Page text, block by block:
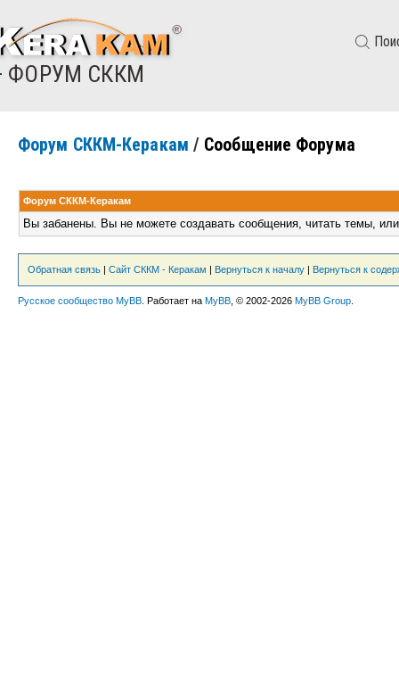
ФОРУМ СККМ
Форум СККМ-Керакам / Сообщение Форума
Форум СККМ-Керакам
Вы забанены. Вы не можете создавать сообщения, читать темы,
Обратная связь | Сайт СККМ - Керакам | Вернуться к началу | Вернуться к
Русское сообщество MyBB . Работает на MyBB , © 2002-2026 MyBB Group